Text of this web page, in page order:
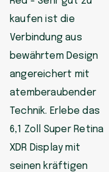
kaufen ist die
Verbindung aus
bewährtem Design
angereichert mit
atemberaubender
Technik. Erlebe das
6,1 Zoll Super Retina
XDR Display mit
seinen kräftigen